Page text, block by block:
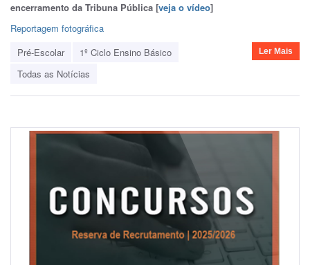
encerramento da Tribuna Pública [veja o vídeo]
Reportagem fotográfica
Pré-Escolar
1º Ciclo Ensino Básico
Todas as Notícias
Ler Mais